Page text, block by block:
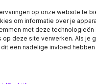
op onze website te
om informatie over je
met deze
op deze site verwerken. Als je
een nadelige invloed
Wij